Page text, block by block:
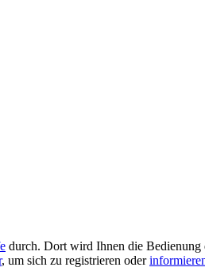
durch. Dort wird Ihnen die Bedienung
, um sich zu registrieren oder